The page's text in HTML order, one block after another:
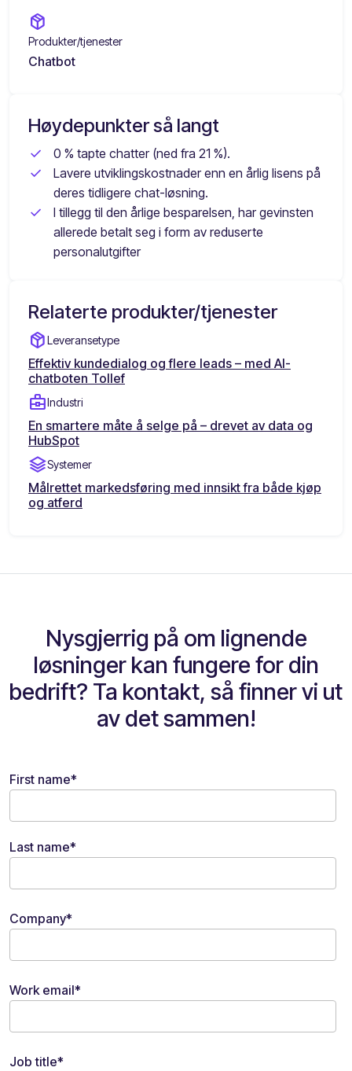
package_2
Produkter/tjenester
Chatbot
Høydepunkter så langt
0 % tapte chatter (ned fra 21 %).
Lavere utviklingskostnader enn en årlig lisens på
deres tidligere chat-løsning.
I tillegg til den årlige besparelsen, har gevinsten
allerede betalt seg i form av reduserte
personalutgifter
Relaterte produkter/tjenester
package_2Leveransetype
Effektiv kundedialog og flere leads – med AI-
chatboten Tollef
business_centerIndustri
En smartere måte å selge på – drevet av data og
HubSpot
stacksSystemer
Målrettet markedsføring med innsikt fra både kjøp
og atferd
Nysgjerrig på om lignende
løsninger kan fungere for din
bedrift? Ta kontakt, så finner vi ut
av det sammen!
First name*
Last name*
Company*
Work email*
Job title*